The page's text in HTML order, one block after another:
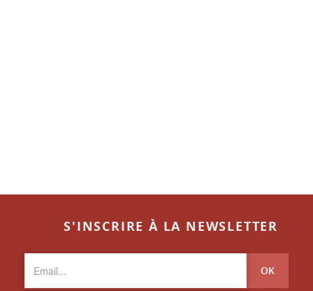
S'INSCRIRE À LA NEWSLETTER
OK